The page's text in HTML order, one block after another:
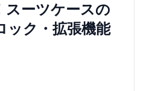
スーツケースの
ック・拡張機能